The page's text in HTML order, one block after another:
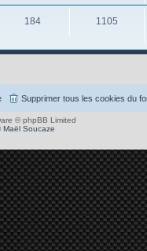
184 1105
Supprimer tous les cookies du
© phpBB Limited
Maël Soucaze